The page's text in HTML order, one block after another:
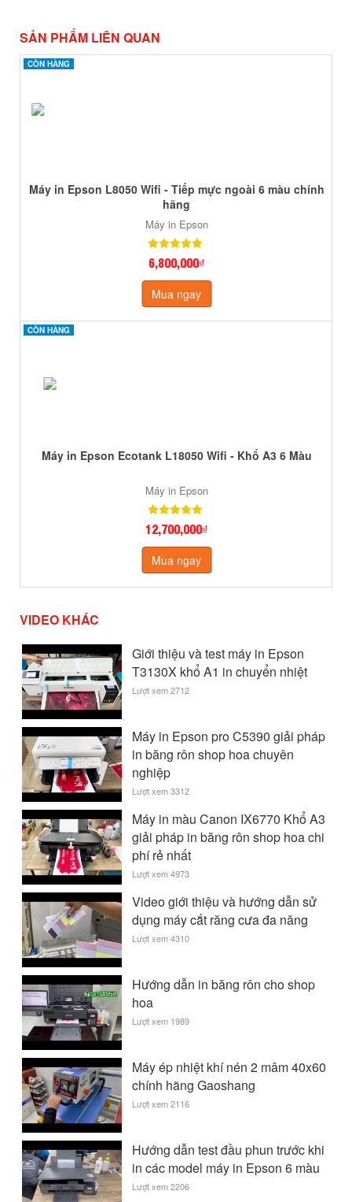
SẢN PHẨM LIÊN QUAN
CÒN HÀNG
CÒN HÀNG
Máy in Epson L8050 Wifi - Tiếp mực ngoài 6 màu chính
hãng
Máy in Epson
6,800,000₫
Mua ngay
CÒN HÀNG
CÒN HÀNG
Máy in Epson Ecotank L18050 Wifi - Khổ A3 6 Màu
Máy in Epson
12,700,000₫
Mua ngay
VIDEO KHÁC
Giới thiệu và test máy in Epson
T3130X khổ A1 in chuyển nhiệt
Lượt xem 2712
Máy in Epson pro C5390 giải pháp
in băng rôn shop hoa chuyên
nghiệp
Lượt xem 3312
Máy in màu Canon IX6770 Khổ A3
giải pháp in băng rôn shop hoa chi
phí rẻ nhất
Lượt xem 4973
Video giới thiệu và hướng dẫn sử
dụng máy cắt răng cưa đa năng
Lượt xem 4310
Hướng dẫn in băng rôn cho shop
hoa
Lượt xem 1989
Máy ép nhiệt khí nén 2 mâm 40x60
chính hãng Gaoshang
Lượt xem 2116
Hướng dẫn test đầu phun trước khi
in các model máy in Epson 6 màu
Lượt xem 2206